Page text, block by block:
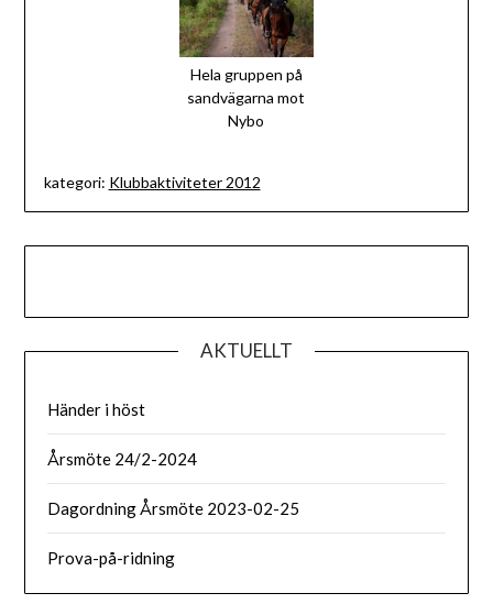
Hela gruppen på
sandvägarna mot
Nybo
kategori: Klubbaktiviteter 2012
AKTUELLT
Händer i höst
Årsmöte 24/2-2024
Dagordning Årsmöte 2023-02-25
Prova-på-ridning